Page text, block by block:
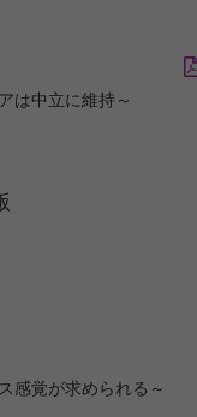
は中立に維持～
感覚が求められる～